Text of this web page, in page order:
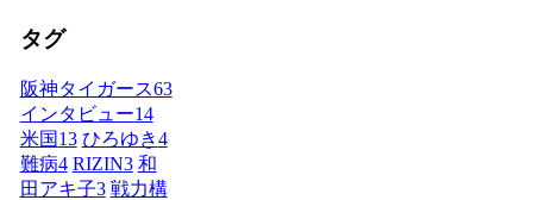
タグ
阪神タイガース63
インタビュー14
米国13 ひろゆき4
難病4 RIZIN3 和
田アキ子3 戦力構